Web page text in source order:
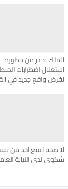
الملك يحذر من خطورة
استغلال اضطرابات
لفرض واقع جديد في
لا صحة لمنع احد من
شكوى لدى النيابة